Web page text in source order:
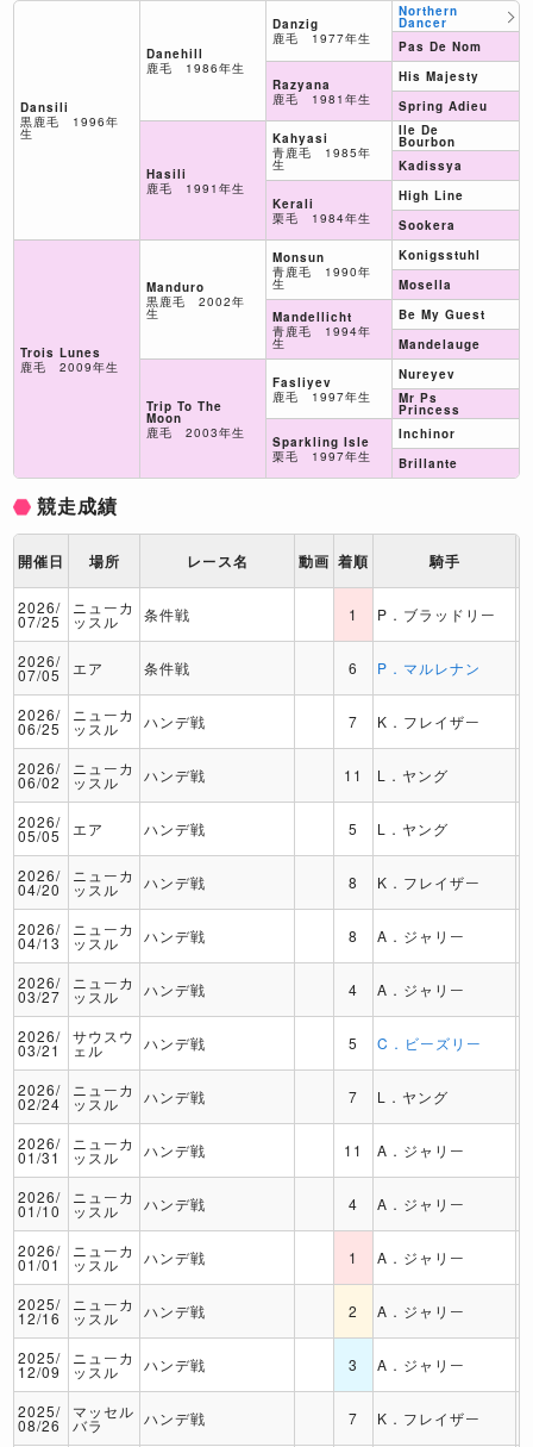
Dansili
黒鹿毛 1996年
生
Trois Lunes
鹿毛 2009年生
Danehill
鹿毛 1986年生
Hasili
鹿毛 1991年生
Manduro
黒鹿毛 2002年
生
Trip To The
Moon
鹿毛 2003年生
Danzig
鹿毛 1977年生
Razyana
鹿毛 1981年生
Kahyasi
青鹿毛 1985年
生
Kerali
栗毛 1984年生
Monsun
青鹿毛 1990年
生
Mandellicht
青鹿毛 1994年
生
Fasliyev
鹿毛 1997年生
Sparkling Isle
栗毛 1997年生
Northern
Dancer
Pas De Nom
His Majesty
Spring Adieu
Ile De
Bourbon
Kadissya
High Line
Sookera
Konigsstuhl
Mosella
Be My Guest
Mandelauge
Nureyev
Mr Ps
Princess
Inchinor
Brillante
競走成績
開催日 場所 レース名 動画 着順 騎手
2026/
07/25
ニューカ
ッスル 条件戦 1 P．ブラッドリー
2026/
07/05 エア 条件戦 6 P．マルレナン
2026/
06/25
ニューカ
ッスル ハンデ戦 7 K．フレイザー
2026/
06/02
ニューカ
ッスル ハンデ戦 11 L．ヤング
2026/
05/05 エア ハンデ戦 5 L．ヤング
2026/
04/20
ニューカ
ッスル ハンデ戦 8 K．フレイザー
2026/
04/13
ニューカ
ッスル ハンデ戦 8 A．ジャリー
2026/
03/27
ニューカ
ッスル ハンデ戦 4 A．ジャリー
2026/
03/21
サウスウ
ェル ハンデ戦 5 C．ビーズリー
2026/
02/24
ニューカ
ッスル ハンデ戦 7 L．ヤング
2026/
01/31
ニューカ
ッスル ハンデ戦 11 A．ジャリー
2026/
01/10
ニューカ
ッスル ハンデ戦 4 A．ジャリー
2026/
01/01
ニューカ
ッスル ハンデ戦 1 A．ジャリー
2025/
12/16
ニューカ
ッスル ハンデ戦 2 A．ジャリー
2025/
12/09
ニューカ
ッスル ハンデ戦 3 A．ジャリー
2025/
08/26
マッセル
バラ ハンデ戦 7 K．フレイザー